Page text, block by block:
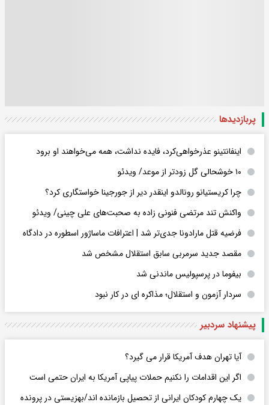
پربازدید‌ها
اینفانتینو عذرخواهی‌کرد، فایده نداشت، همه می‌خواهند او برود
۱۰ خوشحالی گل زودتر از موعد/ ویدئو
چرا کریستیانو رونالدو اینقدر دیر از جورجینا خواستگاری کرد؟
واکنش تند مرتضی فنونی زاده به صحبت‌های علی چینی/ ویدئو
فرضیه قتل مارادونا جدی‌تر شد | اعترافات ماساژور اسطوره در دادگاه
مقصد جدید سرمربی سابق استقلال مشخص شد
بیفوما در پرسپولیس ماندنی شد
سردار آزمون و استقلال؛ مذاکره ای در کار نبود
پیشنهاد سردبیر
آیا تهران هدف آمریکا قرار می گیرد؟
اگر این اقدامات را نکنیم حملات پیاپی آمریکا به ایران حتمی است
یک چهارم کودکان ایرانی از تحصیل بازمانده اند/بهزیستی در پرونده